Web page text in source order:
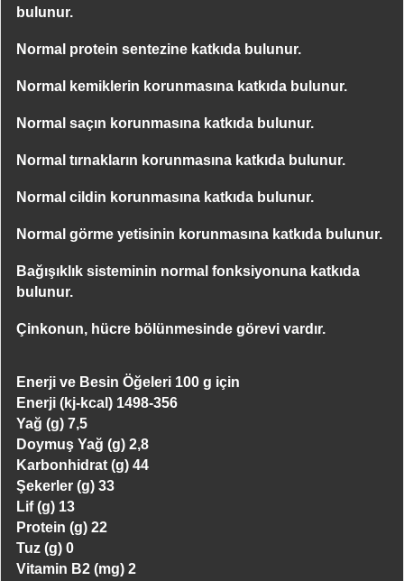
bulunur.
Normal protein sentezine katkıda bulunur.
Normal kemiklerin korunmasına katkıda bulunur.
Normal saçın korunmasına katkıda bulunur.
Normal tırnakların korunmasına katkıda bulunur.
Normal cildin korunmasına katkıda bulunur.
Normal görme yetisinin korunmasına katkıda bulunur.
Bağışıklık sisteminin normal fonksiyonuna katkıda
bulunur.
Çinkonun, hücre bölünmesinde görevi vardır.
Enerji ve Besin Öğeleri 100 g için
Enerji (kj-kcal) 1498-356
Yağ (g) 7,5
Doymuş Yağ (g) 2,8
Karbonhidrat (g) 44
Şekerler (g) 33
Lif (g) 13
Protein (g) 22
Tuz (g) 0
Vitamin B2 (mg) 2